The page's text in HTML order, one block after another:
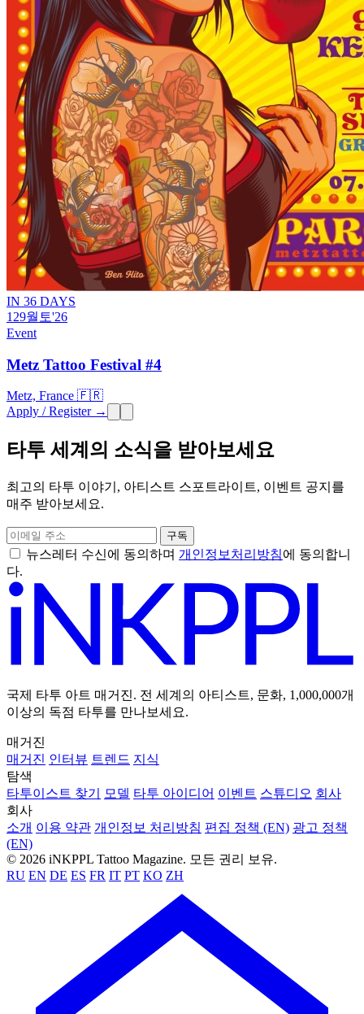
IN 36 DAYS
129월 토'26
Event
Metz Tattoo Festival #4
Metz, France 🇫🇷
Apply / Register →
타투 세계의 소식을 받아보세요
최고의 타투 이야기, 아티스트 스포트라이트, 이벤트 공지를
매주 받아보세요.
구독
뉴스레터 수신에 동의하며 개인정보처리방침에 동의합니
다.
국제 타투 아트 매거진. 전 세계의 아티스트, 문화, 1,000,000개
이상의 독점 타투를 만나보세요.
매거진
매거진 인터뷰 트렌드 지식
탐색
타투이스트 찾기
모델 타투 아이디어 이벤트 스튜디오 회사
회사
소개 이용 약관 개인정보 처리방침 편집 정책 (EN) 광고 정책
(EN)
© 2026 iNKPPL Tattoo Magazine. 모든 권리 보유.
RU EN DE ES FR IT PT KO ZH